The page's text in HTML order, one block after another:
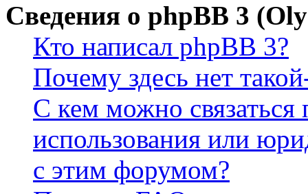
Сведения о phpBB 3
Кто написал phpBB 3?
Почему здесь нет
С кем можно связаться
использования или
с этим форумом?